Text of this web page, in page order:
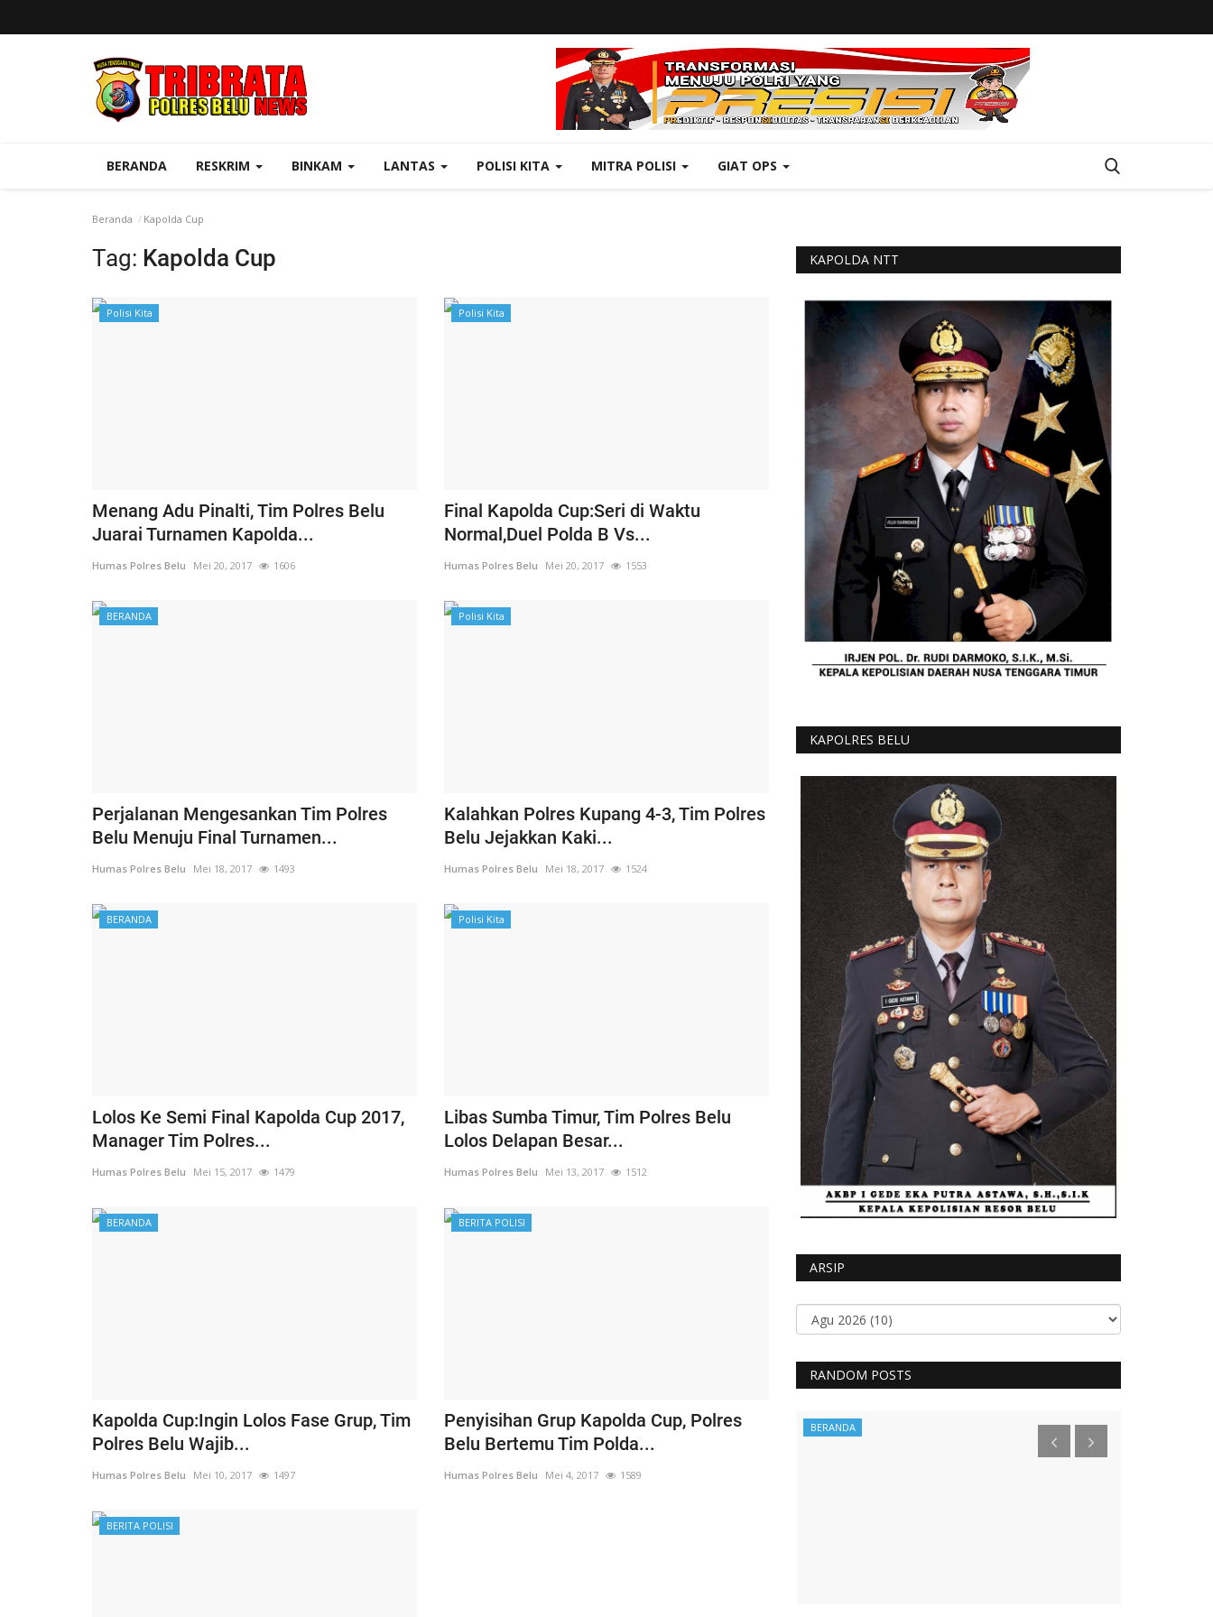
BERANDA RESKRIM BINKAM LANTAS POLISI KITA MITRA POLISI GIAT OPS
Beranda Kapolda Cup
Tag: Kapolda Cup
Polisi Kita
Menang Adu Pinalti, Tim Polres Belu
Juarai Turnamen Kapolda...
Humas Polres Belu Mei 20, 2017 1606
Polisi Kita
Final Kapolda Cup:Seri di Waktu
Normal,Duel Polda B Vs...
Humas Polres Belu Mei 20, 2017 1553
BERANDA
Perjalanan Mengesankan Tim Polres
Belu Menuju Final Turnamen...
Humas Polres Belu Mei 18, 2017 1493
Polisi Kita
Kalahkan Polres Kupang 4-3, Tim Polres
Belu Jejakkan Kaki...
Humas Polres Belu Mei 18, 2017 1524
BERANDA
Lolos Ke Semi Final Kapolda Cup 2017,
Manager Tim Polres...
Humas Polres Belu Mei 15, 2017 1479
Polisi Kita
Libas Sumba Timur, Tim Polres Belu
Lolos Delapan Besar...
Humas Polres Belu Mei 13, 2017 1512
BERANDA
Kapolda Cup:Ingin Lolos Fase Grup, Tim
Polres Belu Wajib...
Humas Polres Belu Mei 10, 2017 1497
BERITA POLISI
Penyisihan Grup Kapolda Cup, Polres
Belu Bertemu Tim Polda...
Humas Polres Belu Mei 4, 2017 1589
BERITA POLISI
KAPOLDA NTT
KAPOLRES BELU
ARSIP
RANDOM POSTS
Giat Ops Polisi Kita BERANDA